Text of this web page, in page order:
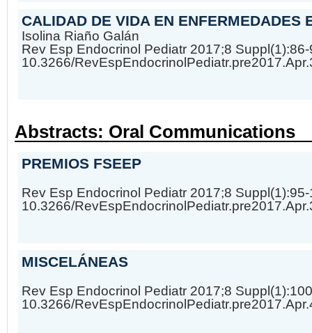
CALIDAD DE VIDA EN ENFERMEDADES
Isolina Riaño Galán
Rev Esp Endocrinol Pediatr 2017;8
10.3266/
Abstracts: Oral Communications
PREMIOS FSEEP
Rev Esp Endocrinol Pediatr 2017;8
10.3266/
MISCELÁNEAS
Rev Esp Endocrinol Pediatr 2017;8
10.3266/